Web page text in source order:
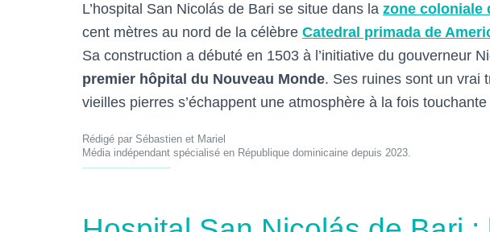
L’hospital San Nicolás de Bari se situe dans la zone coloniale
cent mètres au nord de la célèbre Catedral primada de
Sa construction a débuté en 1503 à l’initiative du gouverneur
premier hôpital du Nouveau Monde. Ses ruines sont un vrai
vieilles pierres s’échappent une atmosphère à la fois
Rédigé par Sébastien et Mariel
Média indépendant spécialisé en République dominicaine depuis 2023.